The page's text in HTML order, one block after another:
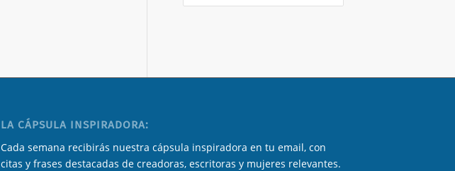
LA CÁPSULA INSPIRADORA:
Cada semana recibirás nuestra cápsula inspiradora en tu email, con
citas y frases destacadas de creadoras, escritoras y mujeres relevantes.